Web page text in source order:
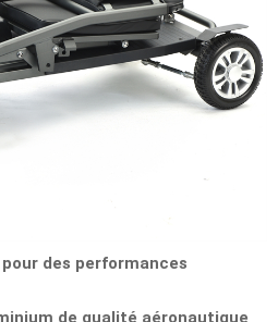
des performances
de qualité aéronautique